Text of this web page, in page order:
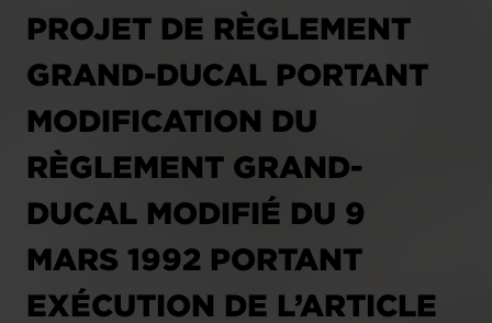
PROJET DE RÈGLEMENT
GRAND-DUCAL PORTANT
MODIFICATION DU
RÈGLEMENT GRAND-
DUCAL MODIFIÉ DU 9
MARS 1992 PORTANT
EXÉCUTION DE L’ARTICLE